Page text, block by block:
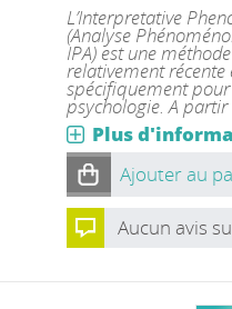
L’Interpretative
(Analyse
IPA) est une
relativement
spécifiquement
psychologie. A partir
Plus
Ajouter au
Aucun avis